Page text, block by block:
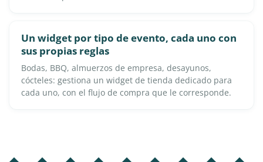
Un widget por tipo de evento, cada uno con
sus propias reglas
Bodas, BBQ, almuerzos de empresa, desayunos,
cócteles: gestiona un widget de tienda dedicado para
cada uno, con el flujo de compra que le corresponde.